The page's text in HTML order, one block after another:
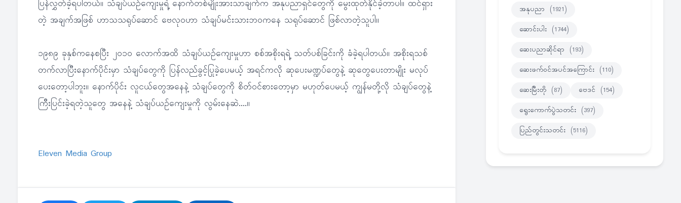
ပြန်လွှတ်ခဲ့ရပါတယ်။ သံချပ်ယဉ်ကျေးမှုရဲ့ နောက်တစ်မျိုးအားသာချက်က အနုပညာရှင်တွေကို မွေးထုတ်နိုင်ခဲ့တာပါ။ ထင်ရှား
တဲ့ အချက်အဖြစ် ဟာသသရုပ်ဆောင် ဗေလုဝဟာ သံချပ်မင်းသားဘဝကနေ သရုပ်ဆောင် ဖြစ်လာတဲ့သူပါ။
၁၉၈၉ ခုနှစ်ကနေစပြီး ၂၀၁၀ လောက်အထိ သံချပ်ယဉ်ကျေးမှုဟာ စစ်အစိုးရရဲ့ သတ်ပစ်ခြင်းကို ခံခဲ့ရပါတယ်။ အစိုးရသစ်
တက်လာပြီးနောက်ပိုင်းမှာ သံချပ်တွေကို ပြန်လည်ခွင့်ပြုခဲ့ပေမယ့် အရင်ကလို ဆုပေးမဏ္ဍပ်တွေနဲ့ ဆုတွေပေးတာမျိုး မလုပ်
ပေးတော့ပါဘူး။ နောက်ပိုင်း လူငယ်တွေအနေနဲ့ သံချပ်တွေကို စိတ်ဝင်စားတော့မှာ မဟုတ်ပေမယ့် ကျွန်မတို့လို သံချပ်တွေနဲ့
ကြီးပြင်းခဲ့ရတဲ့သူတွေ အနေနဲ့ သံချပ်ယဉ်ကျေးမှုကို လွမ်းနေဆဲ....။
Eleven Media Group
အနုပညာ (1921)
ဆောင်းပါး (1744)
ဆေးပညာဆိုင်ရာ (193)
ဆေးဖက်ဝင်အပင်အကြောင်း (110)
ဆေးမြီးတို (87) ဗေဒင် (154)
ရွေးကောက်ပွဲသတင်း (397)
ပြည်တွင်းသတင်း (5116)